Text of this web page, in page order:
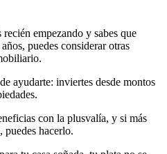
empezando y sabes que
puedes considerar otras
ayudarte: inviertes desde montos
con la plusvalía, y si más
puedes hacerlo.